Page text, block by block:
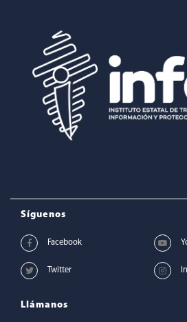
Síguenos
Llámanos